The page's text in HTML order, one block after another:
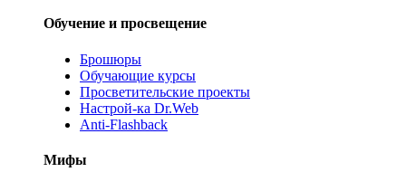
Обучение и просвещение
Брошюры
Обучающие курсы
Просветительские проекты
Настрой-ка Dr.Web
Anti-Flashback
Мифы